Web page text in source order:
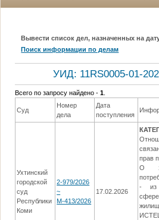
Вывести список дел, назначенных на
Поиск информации по делам
УИД: 11RS0005-01-
Всего по запросу найдено -1
Суд
Номер
дела
Дата
поступления
Ухтинский
городской
суд
Республики
Коми
2-979/2026
~
М-413/2026
17.02.2026
прав
О
- из